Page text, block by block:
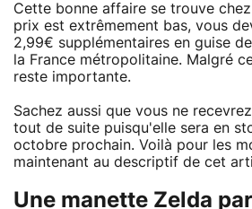
Cette bonne affaire se trouve chez
prix est extrêmement bas, vous
2,99€ supplémentaires en guise
la France métropolitaine. Malgré
reste importante.
Sachez aussi que vous ne
tout de suite puisqu'elle sera en
octobre prochain. Voilà pour les
maintenant au descriptif de cet
Une manette Zelda